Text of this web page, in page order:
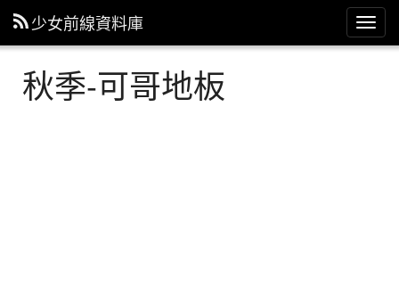
主
選
少女前線資料庫
秋季-可哥地板